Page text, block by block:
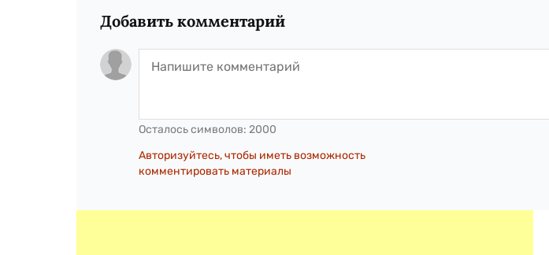
Добавить комментарий
Осталось символов: 2000
Авторизуйтесь, чтобы иметь возможность
комментировать материалы